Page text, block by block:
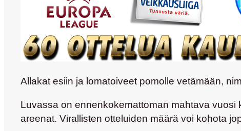
Allakat esiin ja lomatoiveet pomolle vetämään,
Luvassa on ennenkokemattoman mahtava
areenat. Virallisten otteluiden määrä voi kohota